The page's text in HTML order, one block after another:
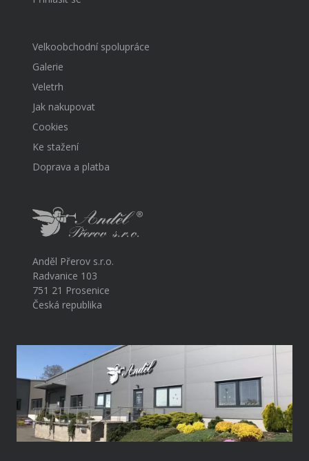
Velkoobchodní spolupráce
Galerie
Veletrh
Jak nakupovat
Cookies
Ke stažení
Doprava a platba
Anděl Přerov s.r.o.
Radvanice 103
751 21 Prosenice
Česká republika